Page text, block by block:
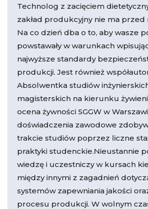
Technolog z zacięciem
zakład produkcyjny nie ma przed
Na co dzień dba o to, aby wasze
powstawały w warunkach
najwyższe standardy
produkcji. Jest również
Absolwentka studiów
magisterskich na kierunku
ocena żywności SGGW w
doświadczenia zawodowe
trakcie studiów poprzez liczne
praktyki studenckie.Nieustannie
wiedzę i uczestniczy w kursach
między innymi z zagadnień
systemów zapewniania jakości
procesu produkcji. W wolnym